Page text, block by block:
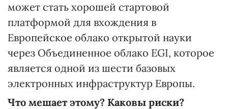
может стать хорошей стартовой
платформой для вхождения в
Европейское облако открытой науки
через Объединенное облако EGI, которое
является одной из шести базовых
электронных инфраструктур Европы.
Что мешает этому? Каковы риски?